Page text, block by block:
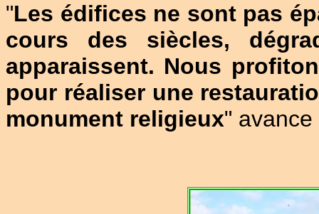
"Les édifices ne sont pas
cours des siècles,
apparaissent. Nous
pour réaliser une
monument religieux" avance